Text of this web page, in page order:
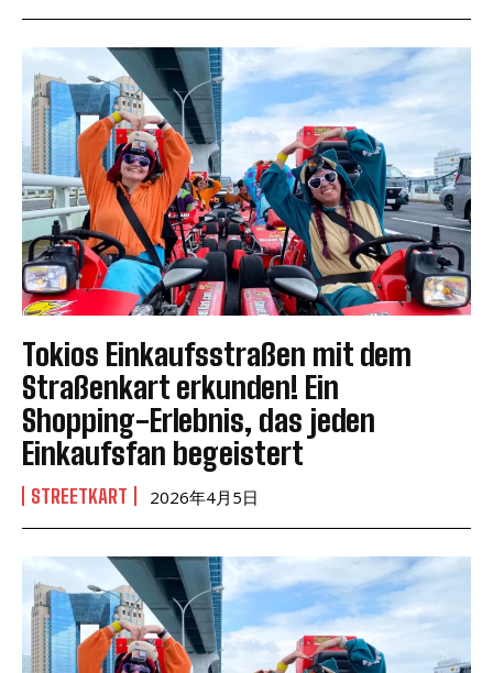
Tokios Einkaufsstraßen mit dem
Straßenkart erkunden! Ein
Shopping-Erlebnis, das jeden
Einkaufsfan begeistert
STREETKART 2026年4月5日